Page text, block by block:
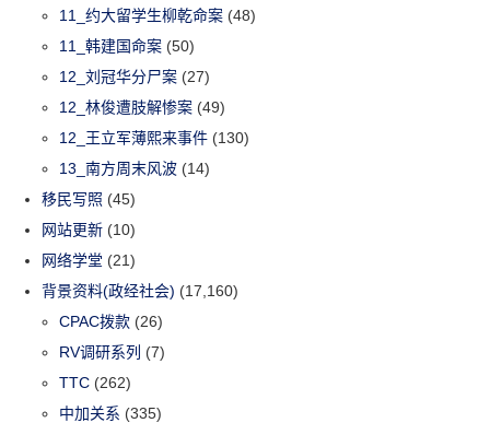
11_约大留学生柳乾命案 (48)
11_韩建国命案 (50)
12_刘冠华分尸案 (27)
12_林俊遭肢解惨案 (49)
12_王立军薄熙来事件 (130)
13_南方周末风波 (14)
移民写照 (45)
网站更新 (10)
网络学堂 (21)
背景资料(政经社会) (17,160)
CPAC拨款 (26)
RV调研系列 (7)
TTC (262)
中加关系 (335)